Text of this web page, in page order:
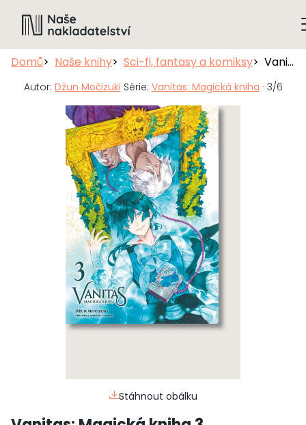
Domů Naše knihy Sci-fi, fantasy a komiksy Vanitas: Magická kniha 3
Autor: Džun Močizuki Série: Vanitas: Magická kniha · 3/6
Stáhnout obálku